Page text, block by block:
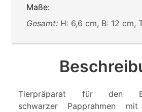
Maße:
Gesamt: H: 6,6 cm, B: 12 cm,
Tierpräparat für den
schwarzer Papprahmen mit